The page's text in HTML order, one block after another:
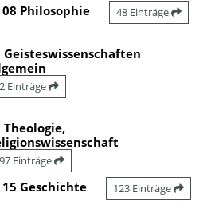
08 Philosophie 48 Einträge
Geisteswissenschaften
Einträge
Theologie,
Einträge
15 Geschichte 123 Einträge